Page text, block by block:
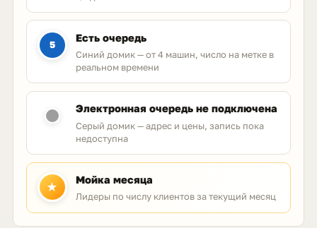
5
Есть очередь
Синий домик — от 4 машин, число на метке в
реальном времени
Электронная очередь не подключена
Серый домик — адрес и цены, запись пока
недоступна
★
Мойка месяца
Лидеры по числу клиентов за текущий месяц